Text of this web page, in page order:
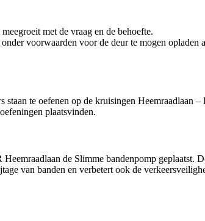
met de vraag en de behoefte.
voorwaarden voor de deur te mogen
staan te oefenen op de kruisingen
plaatsvinden.
de Slimme bandenpomp geplaatst.
van banden en verbetert ook de